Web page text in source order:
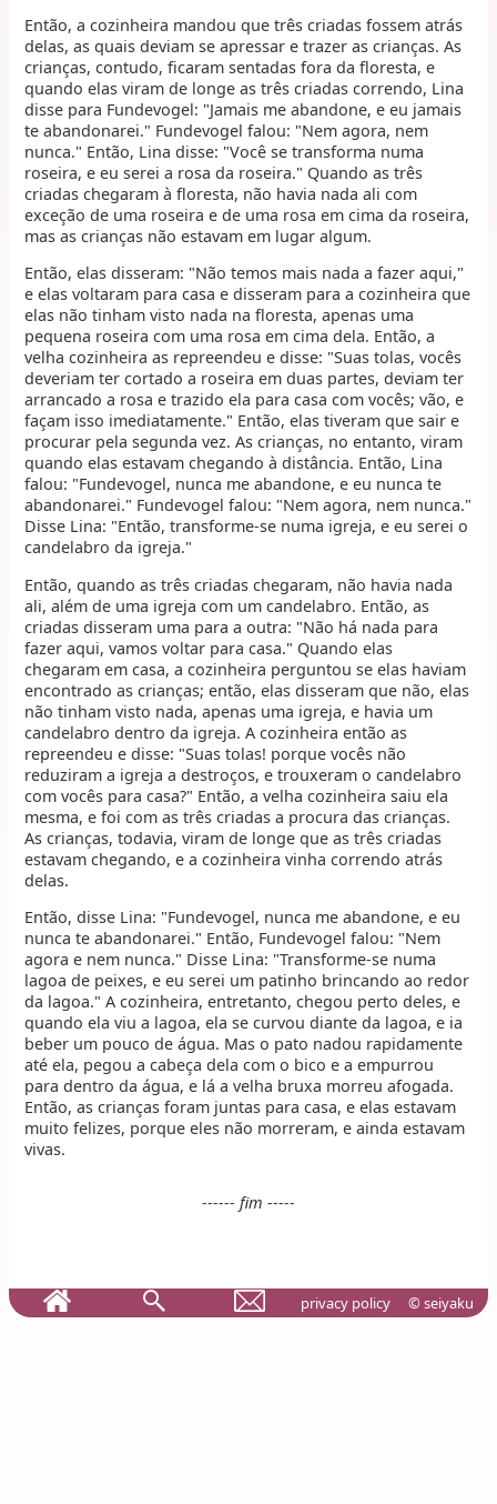
Então, a cozinheira mandou que três criadas fossem atrás
delas, as quais deviam se apressar e trazer as crianças. As
crianças, contudo, ficaram sentadas fora da floresta, e
quando elas viram de longe as três criadas correndo, Lina
disse para Fundevogel: "Jamais me abandone, e eu jamais
te abandonarei." Fundevogel falou: "Nem agora, nem
nunca." Então, Lina disse: "Você se transforma numa
roseira, e eu serei a rosa da roseira." Quando as três
criadas chegaram à floresta, não havia nada ali com
exceção de uma roseira e de uma rosa em cima da roseira,
mas as crianças não estavam em lugar algum.
Então, elas disseram: "Não temos mais nada a fazer aqui,"
e elas voltaram para casa e disseram para a cozinheira que
elas não tinham visto nada na floresta, apenas uma
pequena roseira com uma rosa em cima dela. Então, a
velha cozinheira as repreendeu e disse: "Suas tolas, vocês
deveriam ter cortado a roseira em duas partes, deviam ter
arrancado a rosa e trazido ela para casa com vocês; vão, e
façam isso imediatamente." Então, elas tiveram que sair e
procurar pela segunda vez. As crianças, no entanto, viram
quando elas estavam chegando à distância. Então, Lina
falou: "Fundevogel, nunca me abandone, e eu nunca te
abandonarei." Fundevogel falou: "Nem agora, nem nunca."
Disse Lina: "Então, transforme-se numa igreja, e eu serei o
candelabro da igreja."
Então, quando as três criadas chegaram, não havia nada
ali, além de uma igreja com um candelabro. Então, as
criadas disseram uma para a outra: "Não há nada para
fazer aqui, vamos voltar para casa." Quando elas
chegaram em casa, a cozinheira perguntou se elas haviam
encontrado as crianças; então, elas disseram que não, elas
não tinham visto nada, apenas uma igreja, e havia um
candelabro dentro da igreja. A cozinheira então as
repreendeu e disse: "Suas tolas! porque vocês não
reduziram a igreja a destroços, e trouxeram o candelabro
com vocês para casa?" Então, a velha cozinheira saiu ela
mesma, e foi com as três criadas a procura das crianças.
As crianças, todavia, viram de longe que as três criadas
estavam chegando, e a cozinheira vinha correndo atrás
delas.
Então, disse Lina: "Fundevogel, nunca me abandone, e eu
nunca te abandonarei." Então, Fundevogel falou: "Nem
agora e nem nunca." Disse Lina: "Transforme-se numa
lagoa de peixes, e eu serei um patinho brincando ao redor
da lagoa." A cozinheira, entretanto, chegou perto deles, e
quando ela viu a lagoa, ela se curvou diante da lagoa, e ia
beber um pouco de água. Mas o pato nadou rapidamente
até ela, pegou a cabeça dela com o bico e a empurrou
para dentro da água, e lá a velha bruxa morreu afogada.
Então, as crianças foram juntas para casa, e elas estavam
muito felizes, porque eles não morreram, e ainda estavam
vivas.
------ fim -----
privacy policy © seiyaku